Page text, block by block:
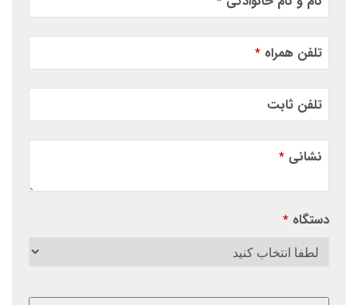
تلفن همراه *
تلفن ثابت
نشانی *
دستگاه *